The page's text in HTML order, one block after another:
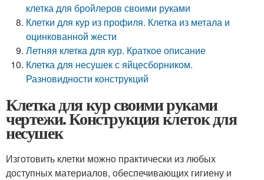
клетка для бройлеров своими руками
Клетки для кур из профиля. Клетка из метала и
оцинкованной жести
Летняя клетка для кур. Краткое описание
Клетка для несушек с яйцесборником.
Разновидности конструкций
Клетка для кур своими руками
чертежи. Конструкция клеток для
несушек
Изготовить клетки можно практически из любых
доступных материалов, обеспечивающих гигиену и